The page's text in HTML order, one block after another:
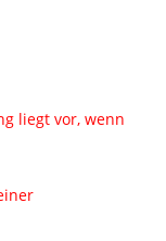
liegt vor, wenn